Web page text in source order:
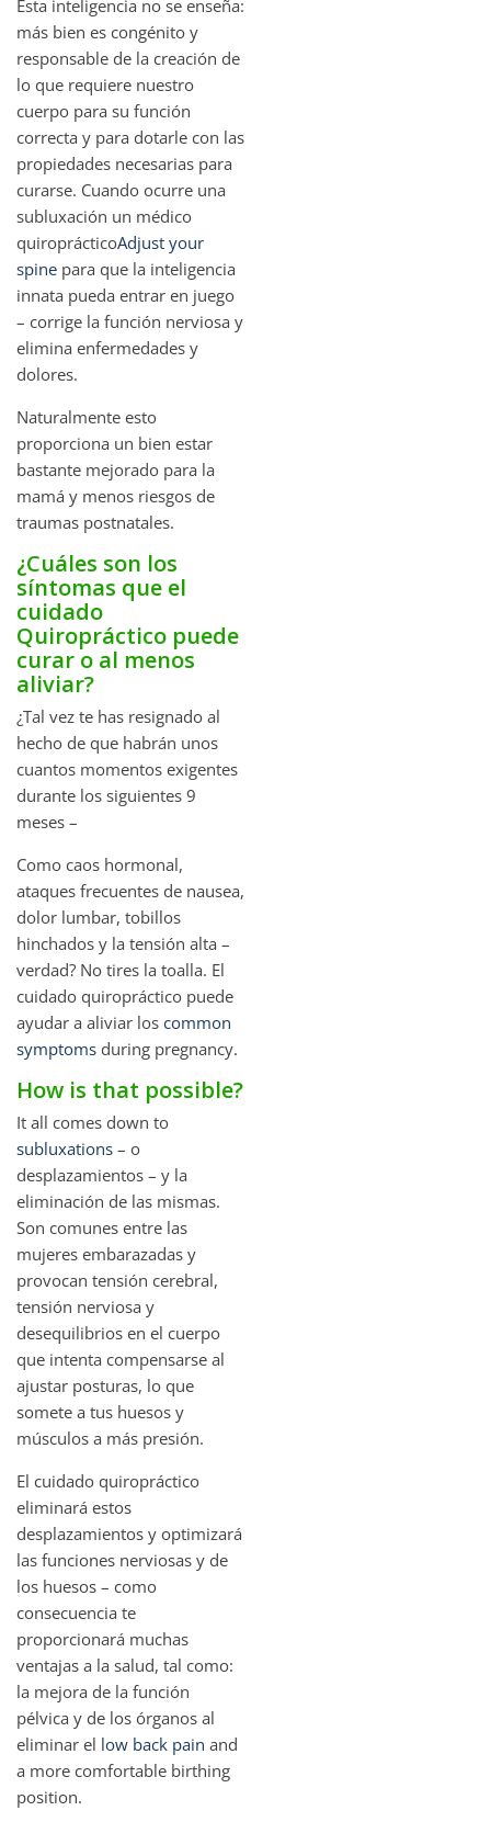
Esta inteligencia no se enseña:
más bien es congénito y
responsable de la creación de
lo que requiere nuestro
cuerpo para su función
correcta y para dotarle con las
propiedades necesarias para
curarse. Cuando ocurre una
subluxación un médico
quiroprácticoAdjust your
spine para que la inteligencia
innata pueda entrar en juego
– corrige la función nerviosa y
elimina enfermedades y
dolores.
Naturalmente esto
proporciona un bien estar
bastante mejorado para la
mamá y menos riesgos de
traumas postnatales.
¿Cuáles son los
síntomas que el
cuidado
Quiropráctico puede
curar o al menos
aliviar?
¿Tal vez te has resignado al
hecho de que habrán unos
cuantos momentos exigentes
durante los siguientes 9
meses –
Como caos hormonal,
ataques frecuentes de nausea,
dolor lumbar, tobillos
hinchados y la tensión alta –
verdad? No tires la toalla. El
cuidado quiropráctico puede
ayudar a aliviar los common
symptoms during pregnancy.
How is that possible?
It all comes down to
subluxations – o
desplazamientos – y la
eliminación de las mismas.
Son comunes entre las
mujeres embarazadas y
provocan tensión cerebral,
tensión nerviosa y
desequilibrios en el cuerpo
que intenta compensarse al
ajustar posturas, lo que
somete a tus huesos y
músculos a más presión.
El cuidado quiropráctico
eliminará estos
desplazamientos y optimizará
las funciones nerviosas y de
los huesos – como
consecuencia te
proporcionará muchas
ventajas a la salud, tal como:
la mejora de la función
pélvica y de los órganos al
eliminar el low back pain and
a more comfortable birthing
position.